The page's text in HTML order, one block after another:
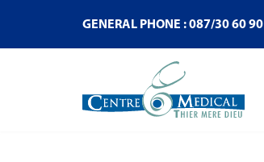
GENERAL PHONE : 087/30 60 90